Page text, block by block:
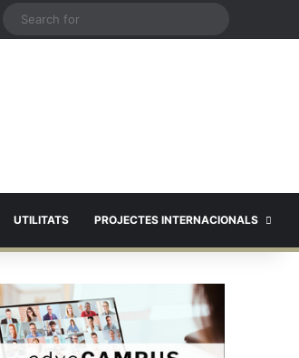
UTILITATS PROJECTES INTERNACIONALS